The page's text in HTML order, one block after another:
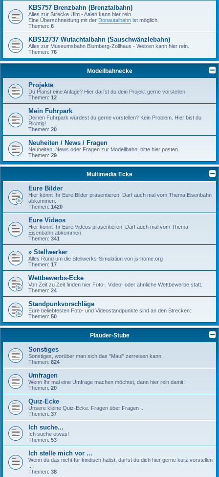
KBS757 Brenzbahn (Brenztalbahn)
Alles zur Strecke Ulm - Aalen kann hier rein.
Eine Überschneidung mit der Donautalbahn ist möglich.
Themen: 6
KBS12737 Wutachtalbahn (Sauschwänzlebahn)
Alles zur Museumsbahn Blumberg-Zollhaus - Weizen kann hier rein.
Themen: 76
Modellbahnecke
Projekte
Du Planst eine Anlage? Hier darfst du dein Projekt gerne vorstellen.
Themen: 12
Mein Fuhrpark
Deinen Fuhrpark würdest du gerne vorstellen? Kein Problem. Hier bist du
Richtig!
Themen: 20
Neuheiten / News / Fragen
Neuheiten, News oder Fragen zur Modellbahn, bitte hier posten.
Themen: 29
Multimedia Ecke
Eure Bilder
Hier könnt Ihr Eure Bilder präsentieren. Darf auch mal vom Thema Eisenbahn
abkommen.
Themen: 1420
Eure Videos
Hier könnt Ihr Eure Videos präsentieren. Darf auch mal vom Thema
Eisenbahn abkommen.
Themen: 341
» Stellwerker
Alles Rund um die Stellwerks-Simulation von js-home.org
Themen: 17
Wettbewerbs-Ecke
Von Zeit zu Zeit finden hier Foto-, Video- oder ähnliche Wettbewerbe statt.
Themen: 24
Standpunkvorschläge
Eure beliebtesten Foto- und Videostandpunkte sind an den Strecken:
Themen: 50
Plauder-Stube
Sonstiges
Sonstiges, worüber man sich das "Maul" zerreisen kann.
Themen: 824
Umfragen
Wenn Ihr mal eine Umfrage machen möchtet, dann hier rein damit!
Themen: 20
Quiz-Ecke
Unsere kleine Quiz-Ecke. Fragen über Fragen ...
Themen: 37
Ich suche...
Ich suche etwas!
Themen: 53
Ich stelle mich vor ...
Wenn du das nicht für kindisch hältst, darfst du dich hier gerne kurz vorstellen
Themen: 38